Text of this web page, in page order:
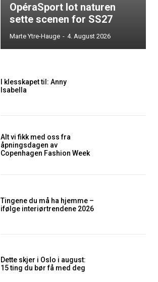
OpéraSport lot naturen
sette scenen for SS27
Marte Ytre-Hauge - 4. August 2026
I klesskapet til: Anny
Isabella
Alt vi fikk med oss fra
åpningsdagen av
Copenhagen Fashion Week
Tingene du må ha hjemme –
ifølge interiørtrendene 2026
Dette skjer i Oslo i august:
15 ting du bør få med deg